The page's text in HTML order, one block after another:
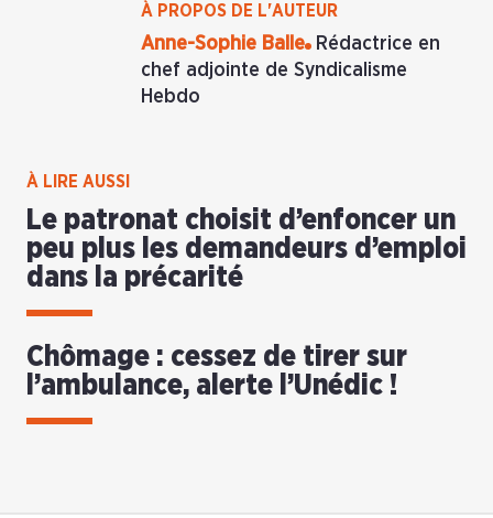
À PROPOS DE L'AUTEUR
Anne-Sophie Balle
Rédactrice en
chef adjointe de Syndicalisme
Hebdo
À LIRE AUSSI
Le patronat choisit d’enfoncer un
peu plus les demandeurs d’emploi
dans la précarité
Chômage : cessez de tirer sur
l’ambulance, alerte l’Unédic !